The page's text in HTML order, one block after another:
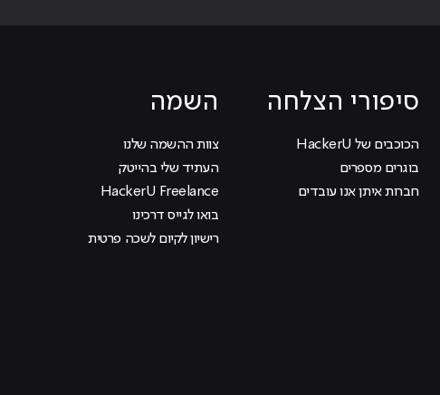
סיפורי הצלחה
הכוכבים של HackerU
בוגרים מספרים
חברות איתן אנו עובדים
השמה
צוות ההשמה שלנו
העתיד שלי בהייטק
HackerU Freelance
בואו לגייס דרכינו
רישיון לקיום לשכה פרטית